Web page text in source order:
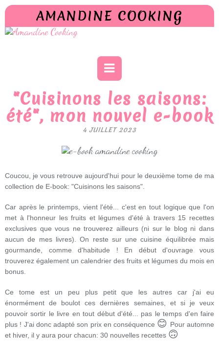
AMANDINE COOKING
"Cuisinons les saisons:
été", mon nouvel e-book
4 JUILLET 2023
Coucou, je vous retrouve aujourd'hui pour le deuxième tome de ma
collection de E-book: "Cuisinons les saisons".
Car après le printemps, vient l'été... c'est en tout logique que l'on
met à l'honneur les fruits et légumes d'été à travers 15 recettes
exclusives que vous ne trouverez ailleurs (ni sur le blog ni dans
aucun de mes livres).On reste sur une cuisine équilibrée mais
gourmande, comme d'habitude ! En début d'ouvrage vous
trouverez également un calendrier des fruits et légumes du mois en
bonus.
Ce tome est un peu plus petit que les autres car j'ai eu
énormément de boulot ces dernières semaines, et si je veux
pouvoir sortir le livre en tout début d'été... pas le temps d'en faire
plus ! J'ai donc adapté son prix en conséquence 😊 Pour automne
et hiver, il y aura pour chacun: 30 nouvelles recettes 🙃